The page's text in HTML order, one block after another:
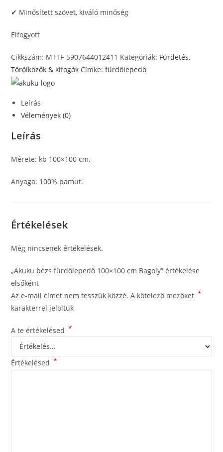
✔ Minősített szövet, kiváló minőség
Elfogyott
Cikkszám: MTTF-5907644012411 Kategóriák: Fürdetés,
Törölközők & kifogók Címke:fürdőlepedő
Leírás
Vélemények (0)
Leírás
Mérete: kb 100×100 cm.
Anyaga: 100% pamut.
Értékelések
Még nincsenek értékelések.
„Akuku bézs fürdőlepedő 100×100 cm Bagoly” értékelése
elsőként
Az e-mail címet nem tesszük közzé. A kötelező mezőket *
karakterrel jelöltük
A te értékelésed *
Értékelésed *